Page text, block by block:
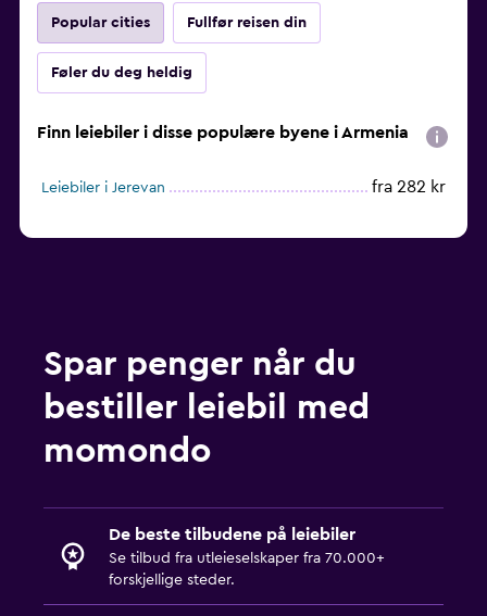
Popular cities Fullfør reisen din
Føler du deg heldig
Finn leiebiler i disse populære byene i Armenia
Leiebiler i Jerevan fra 282 kr
Spar penger når du
bestiller leiebil med
momondo
De beste tilbudene på leiebiler
Se tilbud fra utleieselskaper fra 70.000+
forskjellige steder.